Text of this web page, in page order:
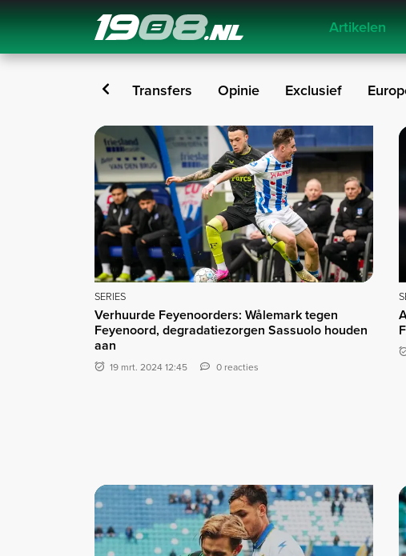
Navigation Artikelen
Liveblog Transfers Opinie Exclusief
Series
SERIES
Verhuurde Feyenoorders: Wålemark tegen
Feyenoord, degradatiezorgen Sassuolo houden
aan
19 mrt. 2024 12:45 0 reacties